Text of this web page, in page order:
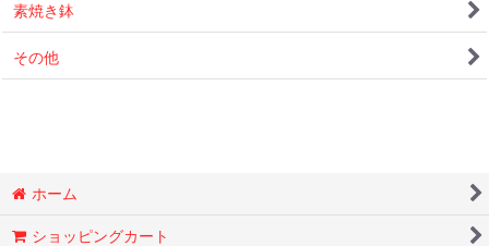
素焼き鉢
その他
ホーム
ショッピングカート